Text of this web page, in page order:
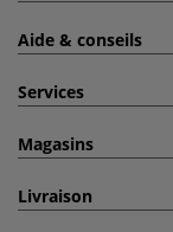
Aide & conseils
Services
Magasins
Livraison